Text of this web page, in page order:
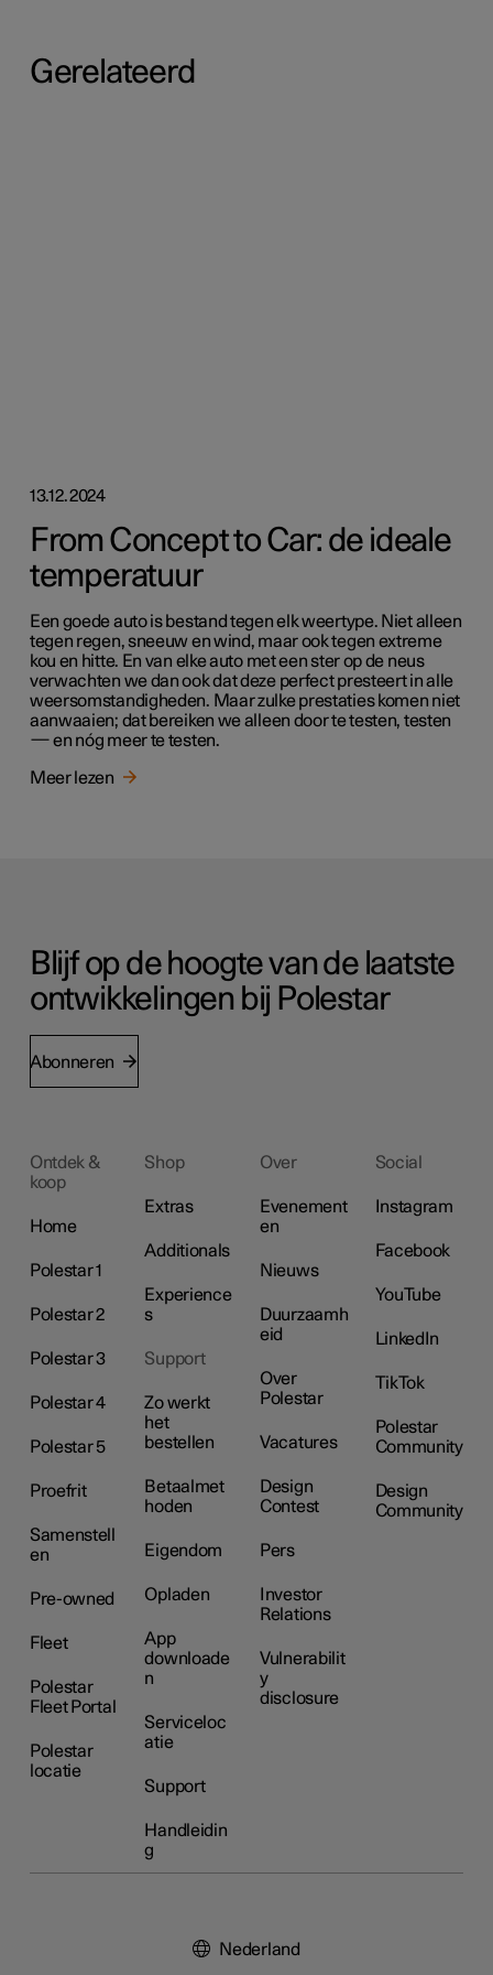
Gerelateerd
13.12.2024
From Concept to Car: de ideale
temperatuur
Een goede auto is bestand tegen elk weertype. Niet alleen
tegen regen, sneeuw en wind, maar ook tegen extreme
kou en hitte. En van elke auto met een ster op de neus
verwachten we dan ook dat deze perfect presteert in alle
weersomstandigheden. Maar zulke prestaties komen niet
aanwaaien; dat bereiken we alleen door te testen, testen
— en nóg meer te testen.
Meer lezen
Blijf op de hoogte van de laatste
ontwikkelingen bij Polestar
Abonneren
Ontdek &
koop
Home
Polestar 1
Polestar 2
Polestar 3
Polestar 4
Polestar 5
Proefrit
Samenstell
en
Pre-owned
Fleet
Polestar
Fleet Portal
Polestar
locatie
Shop
Extras
Additionals
Experience
s
Support
Zo werkt
het
bestellen
Betaalmet
hoden
Eigendom
Opladen
App
downloade
n
Serviceloc
atie
Support
Handleidin
g
Over
Evenement
en
Nieuws
Duurzaamh
eid
Over
Polestar
Vacatures
Design
Contest
Pers
Investor
Relations
Vulnerabilit
y
disclosure
Social
Instagram
Facebook
YouTube
LinkedIn
TikTok
Polestar
Community
Design
Community
Nederland